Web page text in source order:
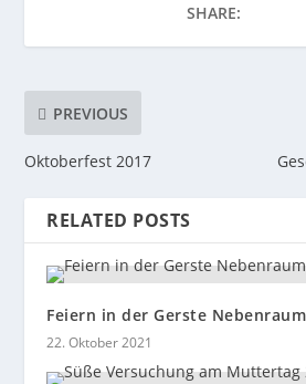
SHARE:
PREVIOUS
Oktoberfest 2017
RELATED POSTS
Feiern in der Gerste Nebenraum
22. Oktober 2021